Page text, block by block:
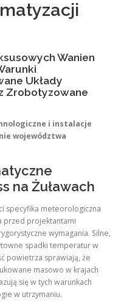
Wanien
Układy
Zrobotyzowane
i instalacje
województwa
na Żuławach
specyfika meteorologiczna
przed projektantami
wymagania. Silne,
spadki temperatur w
powietrza sprawiają, że
masowo w krajach
się w tych warunkach
w utrzymaniu.